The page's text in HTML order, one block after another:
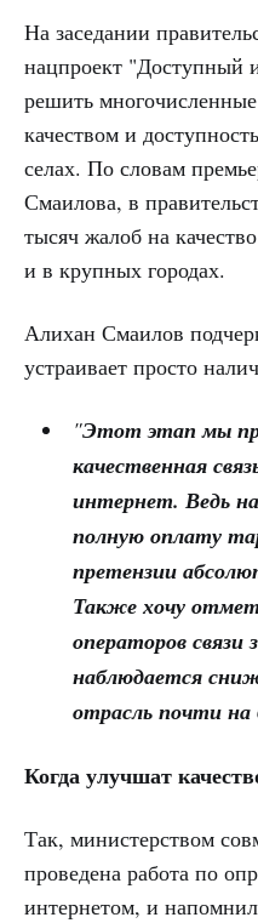
На заседании
нацпроект "Доступный
решить
качеством и
селах. По словам
Смаилова, в
тысяч жалоб на
и в крупных городах.
Алихан Смаилов
устраивает просто
"Этот этап мы
качественная
интернет. Ведь
полную оплату
претензии
Также хочу
операторов связи
наблюдается
отрасль почти на
Когда улучшат
Так, министерством
проведена работа по
интернетом, и